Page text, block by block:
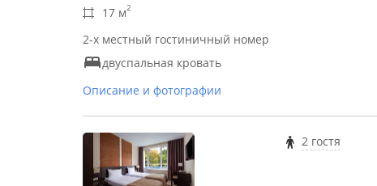
17 м2
2-х местный гостиничный номер
двуспальная кровать
Описание и фотографии
2 гостя